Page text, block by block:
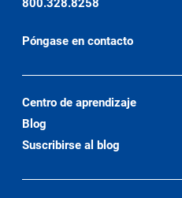
800.328.8258
Póngase en contacto
Centro de aprendizaje
Blog
Suscribirse al blog